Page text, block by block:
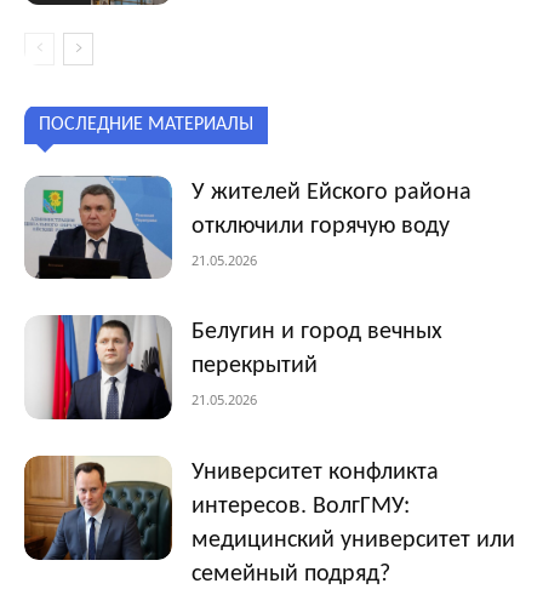
ПОСЛЕДНИЕ МАТЕРИАЛЫ
У жителей Ейского района
отключили горячую воду
21.05.2026
Белугин и город вечных
перекрытий
21.05.2026
Университет конфликта
интересов. ВолгГМУ:
медицинский университет или
семейный подряд?